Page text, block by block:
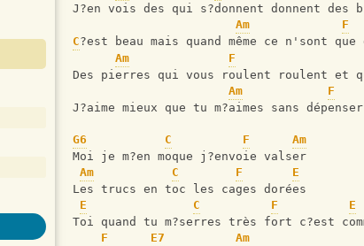
J?en vois des qui s?donnent donnent des
Am
F
C?est beau mais quand même ce n'sont
Am
F
Des pierres qui vous roulent roulent et
Am
F
J?aime mieux que tu m?aimes sans
G6 C F
Am
Moi je m?en moque j?envoie valser
Am
C F
E
Les trucs en toc les cages dorées
E
C F E
Toi quand tu m?serres très fort c?est
F
E7
Am